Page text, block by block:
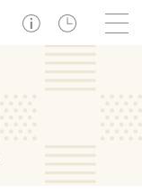
ショップニュース